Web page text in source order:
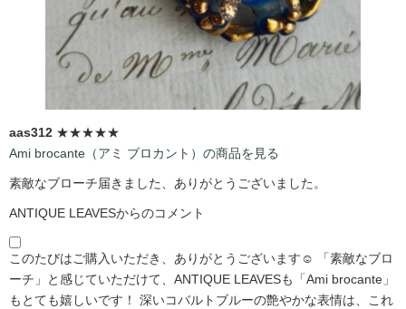
aas312 ★★★★★
Ami brocante（アミ ブロカント）の商品を見る
素敵なブローチ届きました、ありがとうございました。
ANTIQUE LEAVESからのコメント
このたびはご購入いただき、ありがとうございます☺️ 「素敵なブロ
ーチ」と感じていただけて、ANTIQUE LEAVESも「Ami brocante」
もとても嬉しいです！ 深いコバルトブルーの艶やかな表情は、これ